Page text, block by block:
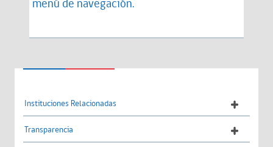
menú de navegación.
Instituciones Relacionadas
Transparencia